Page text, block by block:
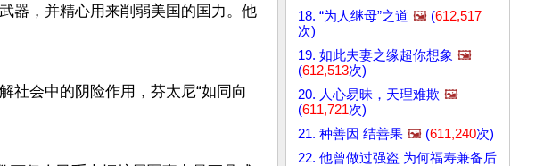
器，并精心用来削弱美国的国力。他
社会中的阴险作用，芬太尼“如同向
18. “为人继母”之道 🖼️ (612,517
次)
19. 如此夫妻之缘超你想象 🖼️
(612,513次)
20. 人心易昧，天理难欺 🖼️
(611,721次)
21. 种善因 结善果 🖼️ (611,240次)
22. 他曾做过强盗 为何福寿兼备后